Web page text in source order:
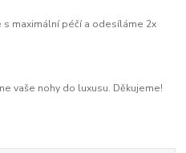
s maximální péčí a odesíláme 2x
vaše nohy do luxusu. Děkujeme!